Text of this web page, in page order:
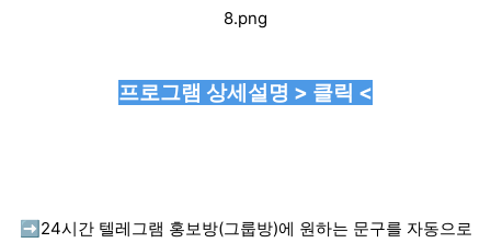
프로그램 상세설명 > 클릭 <
➡️ 24시간 텔레그램 홍보방(그룹방)에 원하는 문구를 자동으로